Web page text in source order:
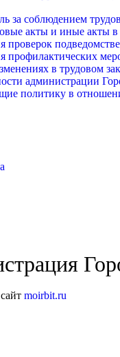
за соблюдением
акты и иные акты в
проверок
профилактических
в трудовом
администрации
политику в
moirbit.ru